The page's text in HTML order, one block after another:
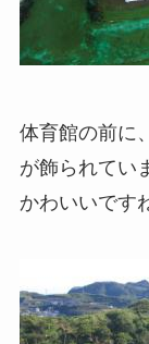
体育館の前に
が飾られてい
かわいいです